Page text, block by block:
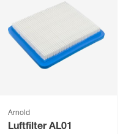
Arnold
Luftfilter AL01